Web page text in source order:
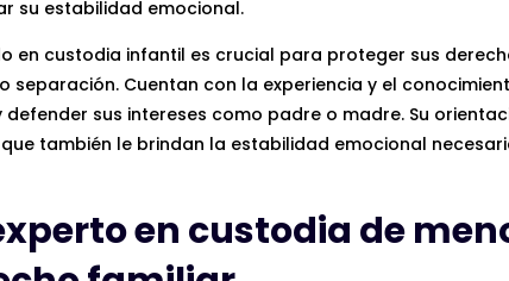
su estabilidad emocional.
en custodia infantil es crucial para proteger sus
Cuentan con la experiencia y el
sus intereses como padre o madre. Su
también le brindan la estabilidad emocional
en custodia de